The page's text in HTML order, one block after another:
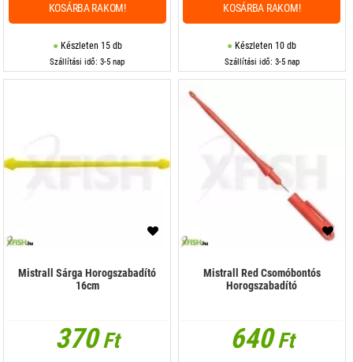
Olló
Pót gyűrű
Rakós botos kiegészítők
Száj, sebfertőtlenítő
Törlő kendő
Készleten 15 db
Szállítási idő: 3-5 nap
KOSÁRBA RAKOM!
Készleten 10 db
Szállítási idő: 3-5 nap
KOSÁRBA RAKOM!
Mistrall Sárga Horogszabadító
16cm
370Ft
Mistrall Red Csomóbontós
Horogszabadító
640Ft